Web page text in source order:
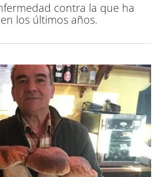
contra la que ha
los últimos años.